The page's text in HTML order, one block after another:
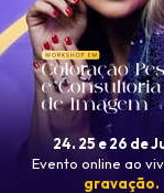
24. 25 e 26 de
Evento online ao
gravação.